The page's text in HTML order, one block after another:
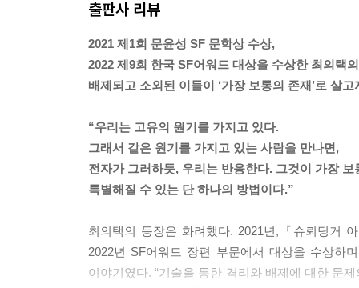
“의심해라. 그리고 확인해라. 네가 만족할 때까지.
“(…) 근데 너 손이…….”
“쪼물딱대지 마!”
봄은 부러 콧방귀를 뀐다.
“네 손은…… 무슨 새끼 같다.”
“넌 말을 참 욕같이 들리게 하는 경향이 있어.”
--- p.166
“원이 둥글다는 것은 보지 않아도 알 수 있지요.
굴레라면요?”
바람의 푸른 기운이 변해간다. 현, 너는 모르지. 바
출판사 리뷰
2021 제1회 문윤성 SF 문학상 수상,
2022 제9회 한국 SF어워드 대상을 수상한 최의택
배제되고 소외된 이들이 ‘가장 보통의 존재’로 살
“우리는 고유의 원기를 가지고 있다.
그래서 같은 원기를 가지고 있는 사람을 만나면,
전자가 그러하듯, 우리는 반응한다. 그것이 가장
특별해질 수 있는 단 하나의 방법이다.”
최의택의 등장은 화려했다. 2021년,『슈뢰딩거
2022년 SF어워드 장편 부문에서 대상을 수상하
이야기였다. “기술을 통한 격리와 배제에 대한 문